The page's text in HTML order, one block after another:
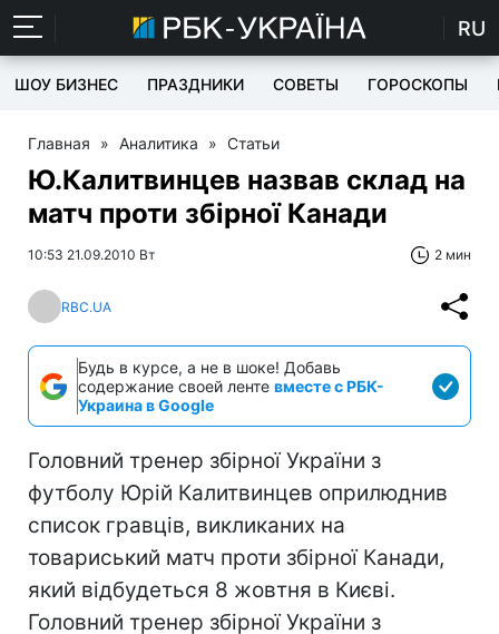
RU
ШОУ БИЗНЕС ПРАЗДНИКИ СОВЕТЫ ГОРОСКОПЫ
Главная » Аналитика » Статьи
Ю.Калитвинцев назвав склад на
матч проти збірної Канади
10:53 21.09.2010 Вт 2 мин
RBC.UA
Будь в курсе, а не в шоке! Добавь
содержание своей ленте вместе с РБК-
Украина в Google
Головний тренер збірної України з
футболу Юрій Калитвинцев оприлюднив
список гравців, викликаних на
товариський матч проти збірної Канади,
який відбудеться 8 жовтня в Києві.
Головний тренер збірної України з